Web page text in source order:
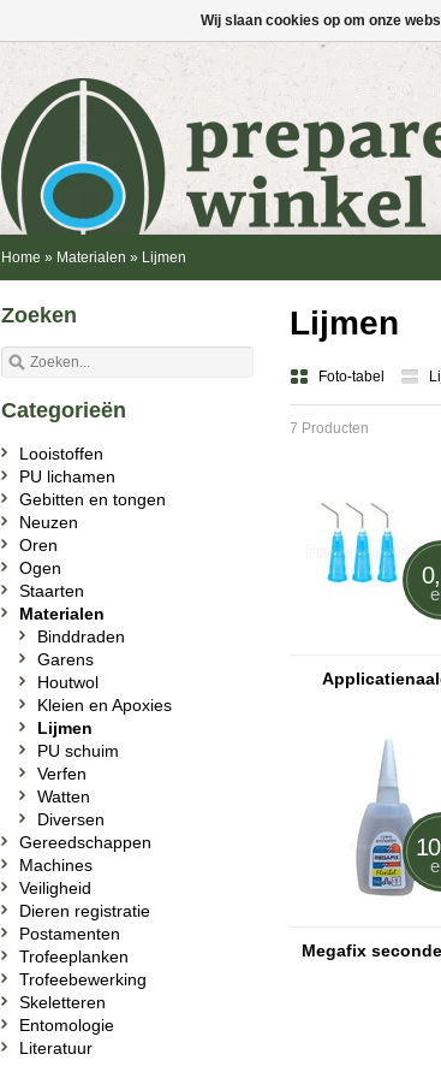
Home » Materialen » Lijmen
Lijmen
Foto-tabel
7 Producten
Megafix
Zoeken
Categorieën
Looistoffen
PU lichamen
Gebitten en tongen
Neuzen
Oren
Ogen
Staarten
Materialen
Binddraden
Garens
Houtwol
Kleien en Apoxies
Lijmen
PU schuim
Verfen
Watten
Diversen
Gereedschappen
Machines
Veiligheid
Dieren registratie
Postamenten
Trofeeplanken
Trofeebewerking
Skeletteren
Entomologie
Literatuur
Wij slaan cookies op om onze